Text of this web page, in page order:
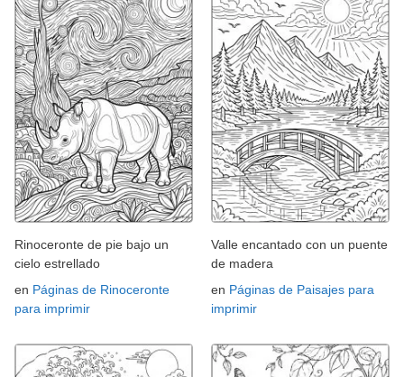
Rinoceronte de pie bajo un
cielo estrellado
en Páginas de Rinoceronte
para imprimir
Valle encantado con un puente
de madera
en Páginas de Paisajes para
imprimir